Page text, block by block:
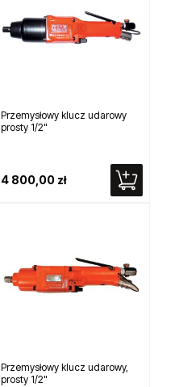
Przemysłowy klucz udarowy
prosty 1/2"
4 800,00 zł
Przemysłowy klucz udarowy,
prosty 1/2"